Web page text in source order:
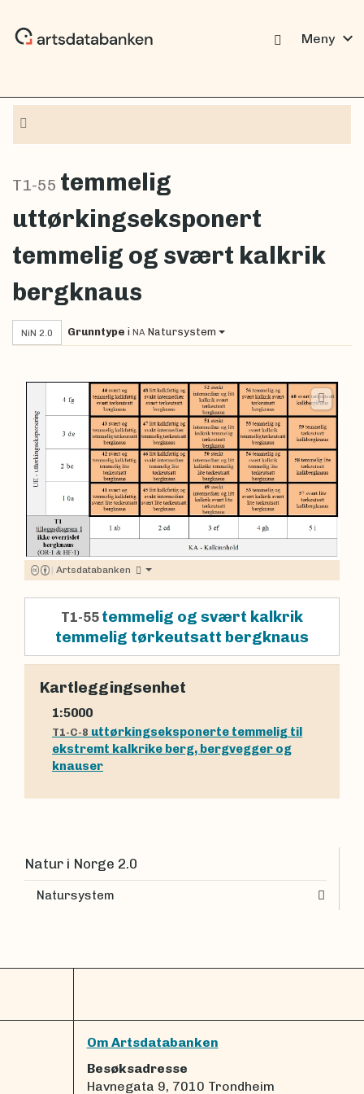
Meny expand_more
T1-55 temmelig
uttørkingseksponert
temmelig og svært kalkrik
bergknaus
NiN 2.0 Grunntype i NA Natursystem
| Artsdatabanken
T1-55 temmelig og svært kalkrik
temmelig tørkeutsatt bergknaus
Kartleggingsenhet
1:5000
T1-C-8 uttørkingseksponerte temmelig til
ekstremt kalkrike berg, bergvegger og
knauser
Natur i Norge 2.0
Natursystem
Om Artsdatabanken
Besøksadresse
Havnegata 9, 7010 Trondheim